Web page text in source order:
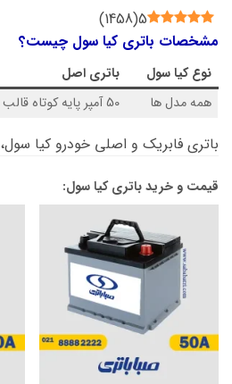
5
(
1458
)
مشخصات باتری کیا سول چیست؟
نوعکیا سول باتری اصل
همه مدل ها
50 آمپر پایه کوتاه قالب L1
باتری فابریک و اصلی خودرو کیا سول،
قیمت و خرید باتری کیا سول: